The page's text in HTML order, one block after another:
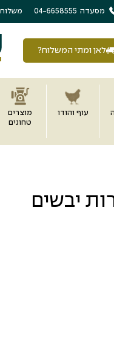
משלוח מסעדה 04-6658555
לאן ומתי המשלוח?
עוף והודו
מוצרים
טחונים
יבשים